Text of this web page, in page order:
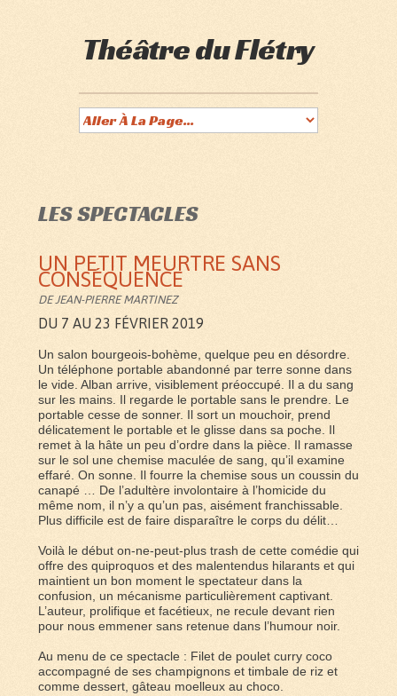
Théâtre du Flétry
LES SPECTACLES
UN PETIT MEURTRE SANS
CONSÉQUENCE
DE JEAN-PIERRE MARTINEZ
DU 7 AU 23 FÉVRIER 2019
Un salon bourgeois-bohème, quelque peu en désordre.
Un téléphone portable abandonné par terre sonne dans
le vide. Alban arrive, visiblement préoccupé. Il a du sang
sur les mains. Il regarde le portable sans le prendre. Le
portable cesse de sonner. Il sort un mouchoir, prend
délicatement le portable et le glisse dans sa poche. Il
remet à la hâte un peu d’ordre dans la pièce. Il ramasse
sur le sol une chemise maculée de sang, qu’il examine
effaré. On sonne. Il fourre la chemise sous un coussin du
canapé … De l’adultère involontaire à l’homicide du
même nom, il n’y a qu’un pas, aisément franchissable.
Plus difficile est de faire disparaître le corps du délit…
Voilà le début on-ne-peut-plus trash de cette comédie qui
offre des quiproquos et des malentendus hilarants et qui
maintient un bon moment le spectateur dans la
confusion, un mécanisme particulièrement captivant.
L’auteur, prolifique et facétieux, ne recule devant rien
pour nous emmener sans retenue dans l’humour noir.
Au menu de ce spectacle : Filet de poulet curry coco
accompagné de ses champignons et timbale de riz et
comme dessert, gâteau moelleux au choco.